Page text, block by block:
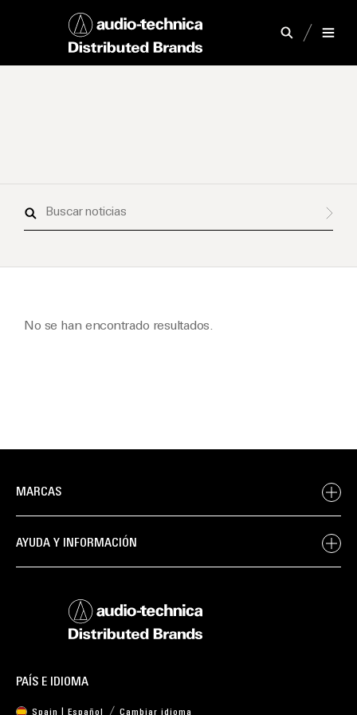
Buscar
No se han encontrado resultados.
MARCAS
AYUDA Y INFORMACIÓN
PAÍS E IDIOMA
Spain | Español Cambiar idioma